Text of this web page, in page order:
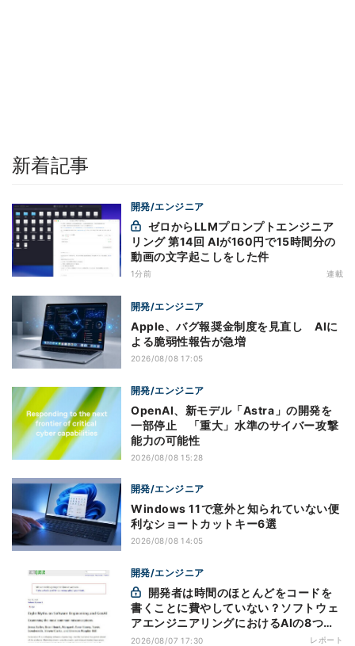
新着記事
開発/エンジニア
リング 第14回 AIが160円で15時間分の
動画の文字起こしをした件
1分前 連載
開発/エンジニア
Apple、バグ報奨金制度を見直し AIに
よる脆弱性報告が急増
2026/08/08 17:05
開発/エンジニア
OpenAI、新モデル「Astra」の開発を
一部停止 「重大」水準のサイバー攻撃
能力の可能性
2026/08/08 15:28
開発/エンジニア
Windows 11で意外と知られていない便
利なショートカットキー6選
2026/08/08 14:05
開発/エンジニア
書くことに費やしていない？ソフトウェ
アエンジニアリングにおけるAIの8つの
神話への賛否
2026/08/07 17:30 レポート